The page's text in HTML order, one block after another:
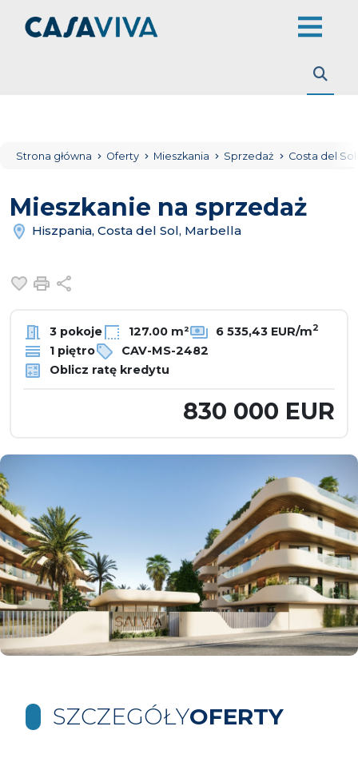
Strona główna Oferty Mieszkania Sprzedaż Costa del Sol
Mieszkanie na sprzedaż
Hiszpania, Costa del Sol, Marbella
Dodaj do ulubionych
Drukuj
3 pokoje 127.00 m² 6 535,43 EUR/m2
1 piętro
CAV-MS-2482
Oblicz ratę kredytu
830 000 EUR
SZCZEGÓŁYOFERTY